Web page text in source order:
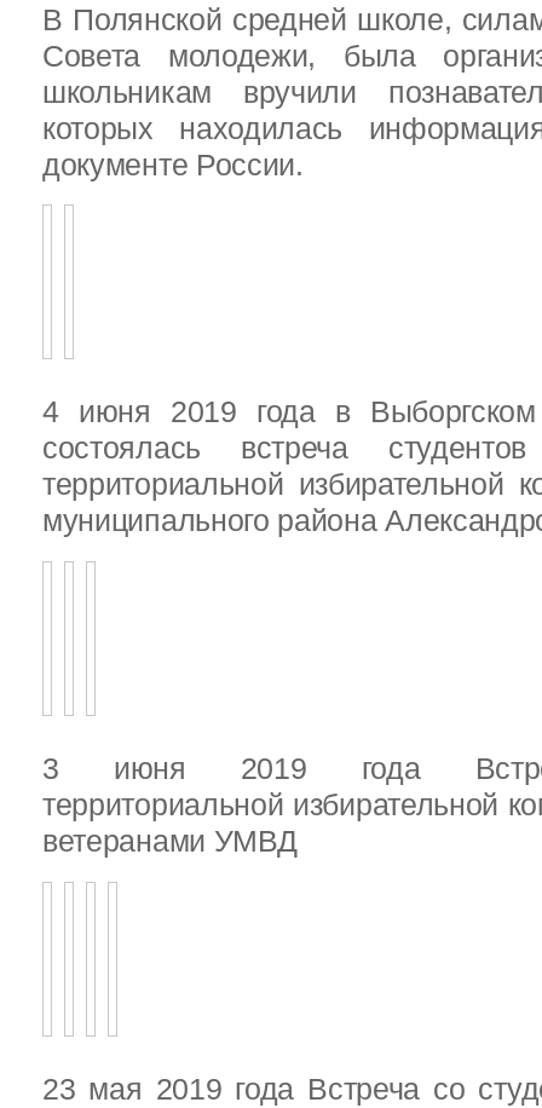
В Полянской средней школе,
Совета молодежи, была
школьникам вручили
которых находилась
документе России.
4 июня 2019 года в
состоялась встреча
территориальной избирательной
муниципального района
3 июня 2019 года
территориальной избирательной
ветеранами УМВД
23 мая 2019 года Встреча со